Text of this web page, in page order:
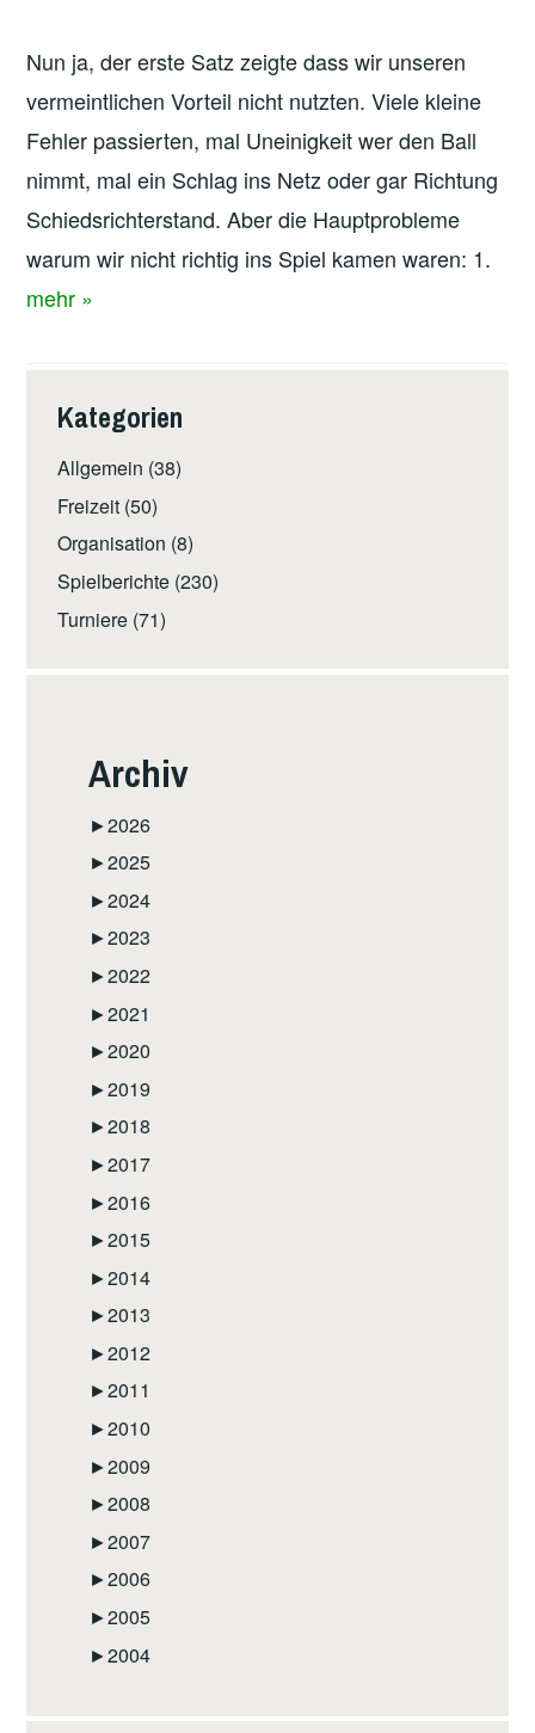
Nun ja, der erste Satz zeigte dass wir unseren
vermeintlichen Vorteil nicht nutzten. Viele kleine
Fehler passierten, mal Uneinigkeit wer den Ball
nimmt, mal ein Schlag ins Netz oder gar Richtung
Schiedsrichterstand. Aber die Hauptprobleme
warum wir nicht richtig ins Spiel kamen waren: 1.
mehr »
Kategorien
Allgemein (38)
Freizeit(50)
Organisation (8)
Spielberichte(230)
Turniere(71)
Archiv
►2026
►2025
►2024
►2023
►2022
►2021
►2020
►2019
►2018
►2017
►2016
►2015
►2014
►2013
►2012
►2011
►2010
►2009
►2008
►2007
►2006
►2005
►2004